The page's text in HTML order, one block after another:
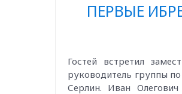
ПЕРВЫЕ
Гостей встретил
руководитель группы
Серлин. Иван